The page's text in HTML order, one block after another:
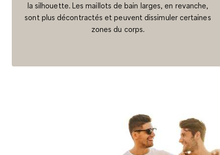
la silhouette. Les maillots de bain larges, en revanche,
sont plus décontractés et peuvent dissimuler certaines
zones du corps.